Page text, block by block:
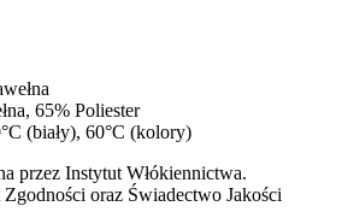
65% Poliester
(biały), 60°C (kolory)
przez Instytut Włókiennictwa.
oraz Świadectwo Jakości